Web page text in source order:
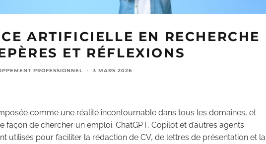
ARTIFICIELLE EN RECHERCHE
ET RÉFLEXIONS
PROFESSIONNEL · 3 MARS 2026
comme une réalité incontournable dans tous les domaines, et
de chercher un emploi. ChatGPT, Copilot et d’autres agents
utilisés pour faciliter la rédaction de CV, de lettres de présentation et la